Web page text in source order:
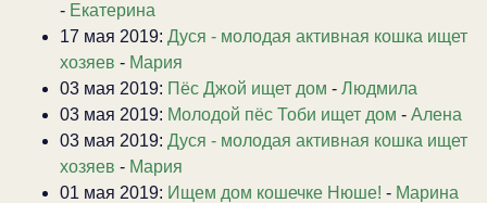
- Екатерина
17 мая 2019: Дуся - молодая активная кошка ищет
хозяев - Мария
03 мая 2019: Пёс Джой ищет дом - Людмила
03 мая 2019: Молодой пёс Тоби ищет дом - Алена
03 мая 2019: Дуся - молодая активная кошка ищет
хозяев - Мария
01 мая 2019: Ищем дом кошечке Нюше! - Марина